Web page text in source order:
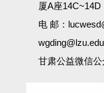
厦A座
电 邮：
甘肃公益微信